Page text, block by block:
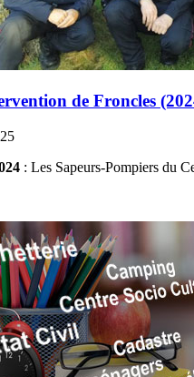
de Froncles
: Les Sapeurs-Pompiers du